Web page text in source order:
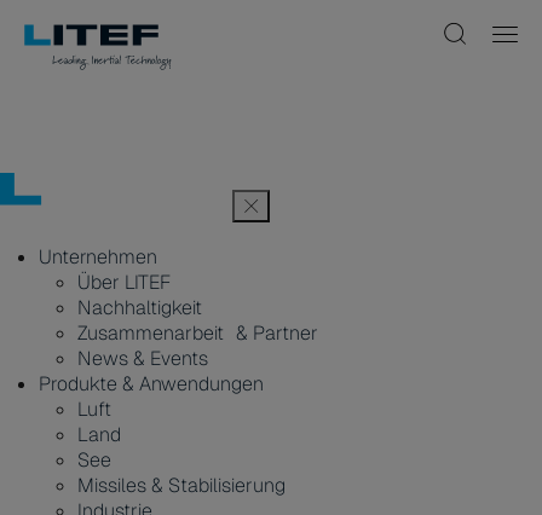
Unternehmen
Über LITEF
Nachhaltigkeit
Zusammenarbeit & Partner
News & Events
Produkte & Anwendungen
Luft
Land
See
Missiles & Stabilisierung